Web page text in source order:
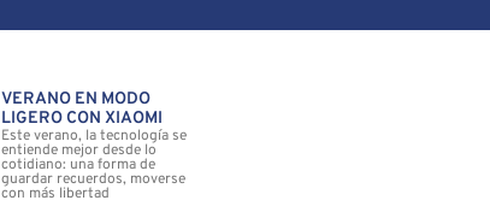
VERANO EN MODO
LIGERO CON XIAOMI
Este verano, la tecnología se
entiende mejor desde lo
cotidiano: una forma de
guardar recuerdos, moverse
con más libertad